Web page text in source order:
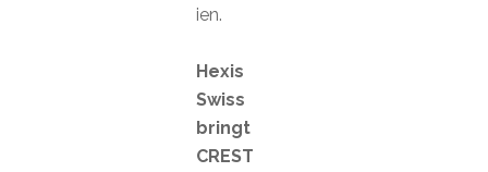
ien.
Hexis
Swiss
bringt
CREST